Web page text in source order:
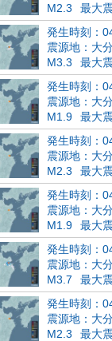
M2.3
最大
発生時刻：
震源地：大
M3.3
最大
発生時刻：
震源地：大
M1.9
最大
発生時刻：
震源地：大
M2.3
最大
発生時刻：
震源地：大
M1.9
最大
発生時刻：
震源地：大
M3.7
最大
発生時刻：
震源地：大
M2.3
最大